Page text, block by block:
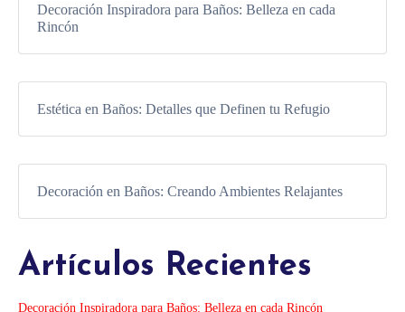
Decoración Inspiradora para Baños: Belleza en cada
Rincón
Estética en Baños: Detalles que Definen tu Refugio
Decoración en Baños: Creando Ambientes Relajantes
Artículos Recientes
Decoración Inspiradora para Baños: Belleza en cada Rincón